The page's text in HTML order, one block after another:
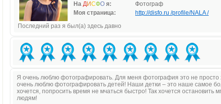
На ДИСФО я:
Фотограф
Моя страница:
http://disfo.ru /profile/NALA /
Последний раз я был(а) здесь давно
Я очень люблю фотографировать. Для меня фотография это не просто
очень люблю фотографировать детей! Наши детки – это наше самое
хочется, попросить время не мчаться быстро! Так хочется
людям!